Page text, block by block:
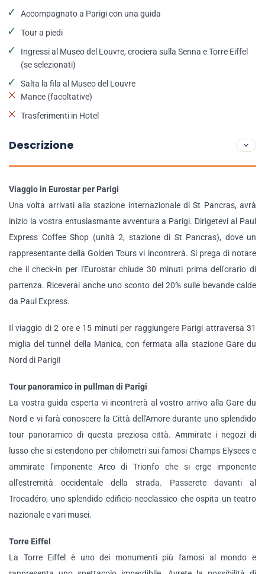
Accompagnato a Parigi con una guida
Tour a piedi
Ingressi al Museo del Louvre, crociera sulla Senna e Torre Eiffel
(se selezionati)
Salta la fila al Museo del Louvre
Mance (facoltative)
Trasferimenti in Hotel
Descrizione
Viaggio in Eurostar per Parigi
Una volta arrivati alla stazione internazionale di St Pancras, avrà
inizio la vostra entusiasmante avventura a Parigi. Dirigetevi al Paul
Express Coffee Shop (unità 2, stazione di St Pancras), dove un
rappresentante della Golden Tours vi incontrerà. Si prega di notare
che il check-in per l'Eurostar chiude 30 minuti prima dell'orario di
partenza. Riceverai anche uno sconto del 20% sulle bevande calde
da Paul Express.
Il viaggio di 2 ore e 15 minuti per raggiungere Parigi attraversa 31
miglia del tunnel della Manica, con fermata alla stazione Gare du
Nord di Parigi!
Tour panoramico in pullman di Parigi
La vostra guida esperta vi incontrerà al vostro arrivo alla Gare du
Nord e vi farà conoscere la Città dell'Amore durante uno splendido
tour panoramico di questa preziosa città. Ammirate i negozi di
lusso che si estendono per chilometri sui famosi Champs Elysees e
ammirate l'imponente Arco di Trionfo che si erge imponente
all'estremità occidentale della strada. Passerete davanti al
Trocadéro, uno splendido edificio neoclassico che ospita un teatro
nazionale e vari musei.
Torre Eiffel
La Torre Eiffel è uno dei monumenti più famosi al mondo e